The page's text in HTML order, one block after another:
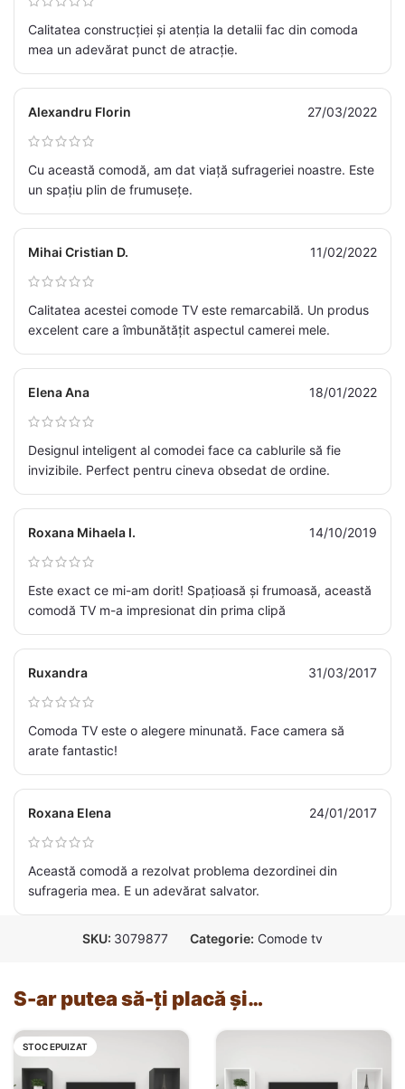
Calitatea construcției și atenția la detalii fac din comoda
mea un adevărat punct de atracție.
Alexandru Florin 27/03/2022
Cu această comodă, am dat viață sufrageriei noastre. Este
un spațiu plin de frumusețe.
Mihai Cristian D. 11/02/2022
Calitatea acestei comode TV este remarcabilă. Un produs
excelent care a îmbunătățit aspectul camerei mele.
Elena Ana 18/01/2022
Designul inteligent al comodei face ca cablurile să fie
invizibile. Perfect pentru cineva obsedat de ordine.
Roxana Mihaela I. 14/10/2019
Este exact ce mi-am dorit! Spațioasă și frumoasă, această
comodă TV m-a impresionat din prima clipă
Ruxandra 31/03/2017
Comoda TV este o alegere minunată. Face camera să
arate fantastic!
Roxana Elena 24/01/2017
Această comodă a rezolvat problema dezordinei din
sufrageria mea. E un adevărat salvator.
SKU: 3079877 Categorie: Comode tv
S-ar putea să-ți placă și…
STOC EPUIZAT